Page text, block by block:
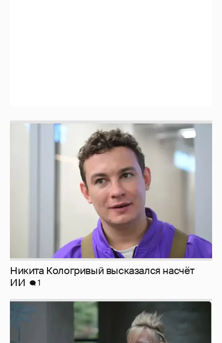
Никита Кологривый высказался насчёт
Певица Глюкоза рассказала о съёмках для
эротического журнала
3